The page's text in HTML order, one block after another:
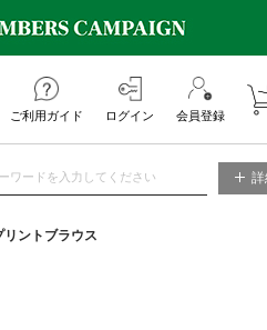
ご利用ガイド ログイン 会員登録
詳
ントブラウス